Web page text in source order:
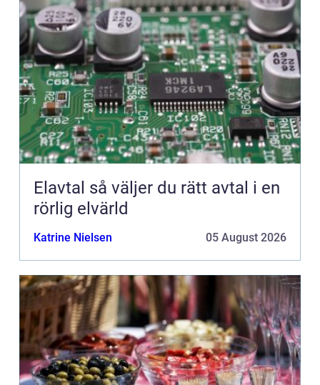
Elavtal så väljer du rätt avtal i en
rörlig elvärld
Katrine Nielsen 05 August 2026